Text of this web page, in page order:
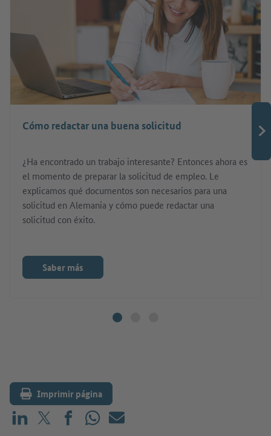
Cómo redactar una buena solicitud
¿Ha encontrado un trabajo interesante? Entonces ahora es
el momento de preparar la solicitud de empleo. Le
explicamos qué documentos son necesarios para una
solicitud en Alemania y cómo puede redactar una
solicitud con éxito.
Saber más
Imprimir página
Compartir en LinkedIn
Compartir en X (antes: Twitter)
Compartir en Facebook
Compartir en WhatsApp
Correo electrónico